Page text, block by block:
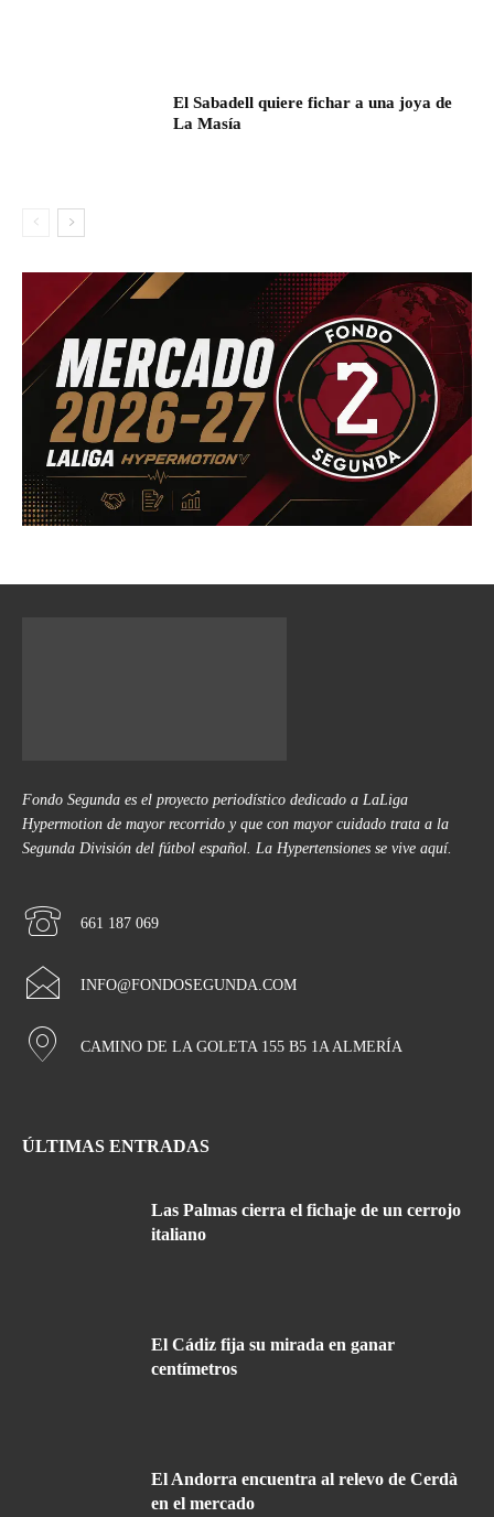
El Sabadell quiere fichar a una joya de
La Masía
Fondo Segunda es el proyecto periodístico dedicado a LaLiga
Hypermotion de mayor recorrido y que con mayor cuidado trata a la
Segunda División del fútbol español. La Hypertensiones se vive aquí.
661 187 069
INFO@FONDOSEGUNDA.COM
CAMINO DE LA GOLETA 155 B5 1A ALMERÍA
ÚLTIMAS ENTRADAS
Las Palmas cierra el fichaje de un cerrojo
italiano
El Cádiz fija su mirada en ganar
centímetros
El Andorra encuentra al relevo de Cerdà
en el mercado